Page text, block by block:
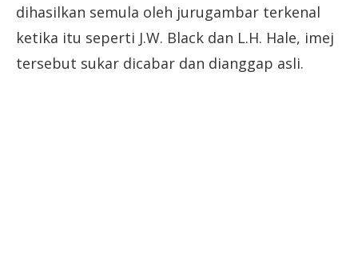
dihasilkan semula oleh jurugambar terkenal
ketika itu seperti J.W. Black dan L.H. Hale, imej
tersebut sukar dicabar dan dianggap asli.